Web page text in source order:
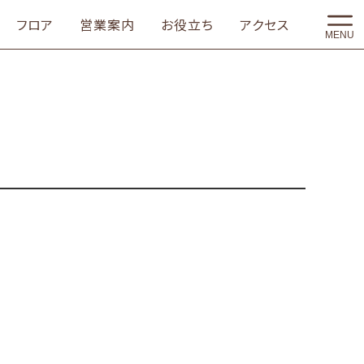
フロア 営業案内 お役立ち アクセス
MENU